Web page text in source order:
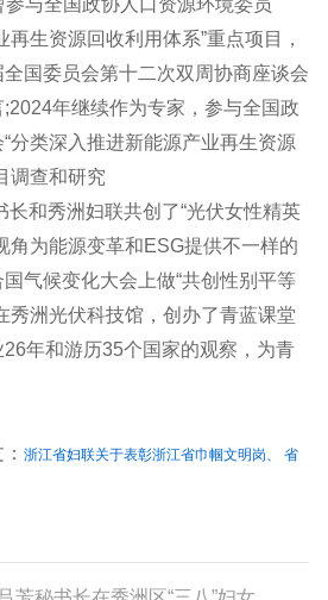
再生资源回收利用体系”重点项目，
国委员会第十二次双周协商座谈会
;2024年继续作为专家，参与全国政
分类深入推进新能源产业再生资源
调查和研究
和秀洲妇联共创了“光伏女性精英
角为能源变革和ESG提供不一样的
气候变化大会上做“共创性别平等
秀洲光伏科技馆，创办了青蓝课堂
年和游历35个国家的观察，为青
浙江省妇联关于表彰浙江省巾帼文明岗、 省